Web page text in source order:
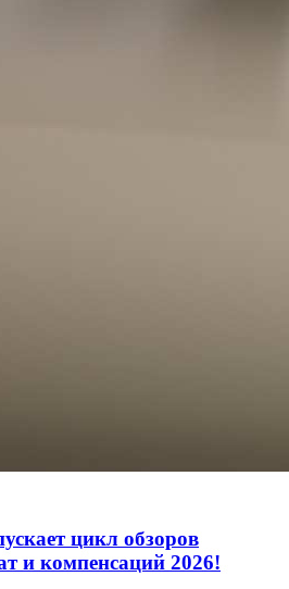
цикл обзоров
и компенсаций 2026!